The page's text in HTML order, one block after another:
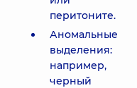
перитоните.
Аномальные
выделения:
например,
черный